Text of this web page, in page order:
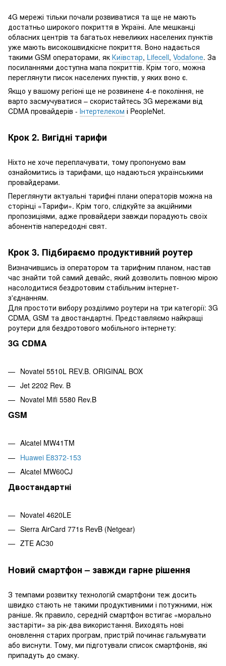
4G мережі тільки почали розвиватися та ще не мають
достатньо широкого покриття в Україні. Але мешканці
обласних центрів та багатьох невеликих населених пунктів
уже мають високошвидкісне покриття. Воно надається
такими GSM операторами, як Київстар, Lifecell, Vodafone. За
посиланнями доступна мапа покриттів. Крім того, можна
переглянути писок населених пунктів, у яких воно є.
Якщо у вашому регіоні ще не розвинене 4-е покоління, не
варто засмучуватися – скористайтесь 3G мережами від
CDMA провайдерів - Інтертелеком і PeopleNet.
Крок 2. Вигідні тарифи
Ніхто не хоче переплачувати, тому пропонуємо вам
ознайомитись із тарифами, що надаються українськими
провайдерами.
Переглянути актуальні тарифні плани операторів можна на
сторінці «Тарифи». Крім того, слідкуйте за акційними
пропозиціями, адже провайдери завжди порадують своїх
абонентів напередодні свят.
Крок 3. Підбираємо продуктивний роутер
Визначившись із оператором та тарифним планом, настав
час знайти той самий девайс, який дозволить повною мірою
насолодитися бездротовим стабільним інтернет-
з'єднанням.
Для простоти вибору розділимо роутери на три категорії: 3G
CDMA, GSM та двостандартні. Представляємо найкращі
роутери для бездротового мобільного інтернету:
3G CDMA
Novatel 5510L REV.B. ORIGINAL BOX
Jet 2202 Rev. B
Novatel Mifi 5580 Rev.B
GSM
Alcatel MW41TM
Huawei E8372-153
Alcatel MW60CJ
Двостандартні
Novatel 4620LE
Sierra AirCard 771s RevB (Netgear)
ZTE AC30
Новий смартфон – завжди гарне рішення
З темпами розвитку технологій смартфони теж досить
швидко стають не такими продуктивними і потужними, ніж
раніше. Як правило, середній смартфон встигає «морально
застаріти» за рік-два використання. Виходять нові
оновлення старих програм, пристрій починає гальмувати
або виснути. Тому, ми підготували список смартфонів, які
припадуть до смаку.